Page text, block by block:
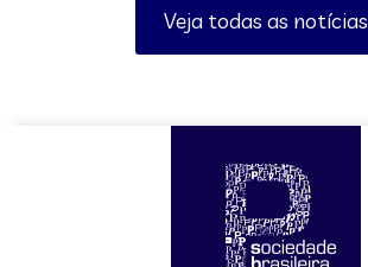
Veja todas as notícias